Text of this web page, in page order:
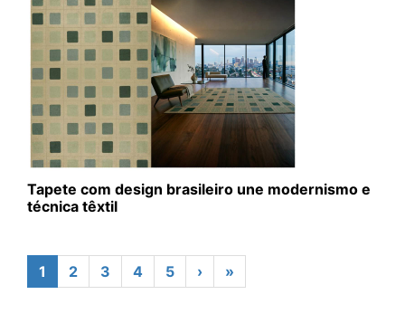
Tapete com design brasileiro une modernismo e
técnica têxtil
1 2 3 4 5 › »